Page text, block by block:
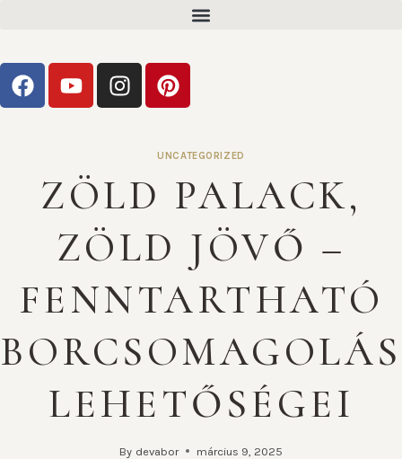
UNCATEGORIZED
ZÖLD PALACK,
ZÖLD JÖVŐ –
FENNTARTHATÓ
BORCSOMAGOLÁS
LEHETŐSÉGEI
By devabor március 9, 2025